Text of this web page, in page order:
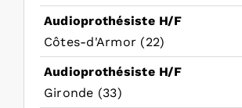
Audioprothésiste H/F
Côtes-d'Armor (22)
Audioprothésiste H/F
Gironde (33)